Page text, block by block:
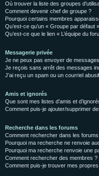
Où trouver la liste des groupes
Comment devenir chef de groupe ?
Pourquoi certains membres
Qu’est-ce qu’un « Groupe par défaut
Qu’est-ce que le lien « L’équipe du
Messagerie privée
Je ne peux pas envoyer de
Je reçois sans arrêt des messages
J’ai reçu un spam ou un courriel
Amis et ignorés
Que sont mes listes d’amis et
Comment puis-je ajouter/supprimer
Recherche dans les forums
Comment rechercher dans les
Pourquoi ma recherche ne renvoie
Pourquoi ma recherche renvoie une
Comment rechercher des membres ?
Comment puis-je trouver mes